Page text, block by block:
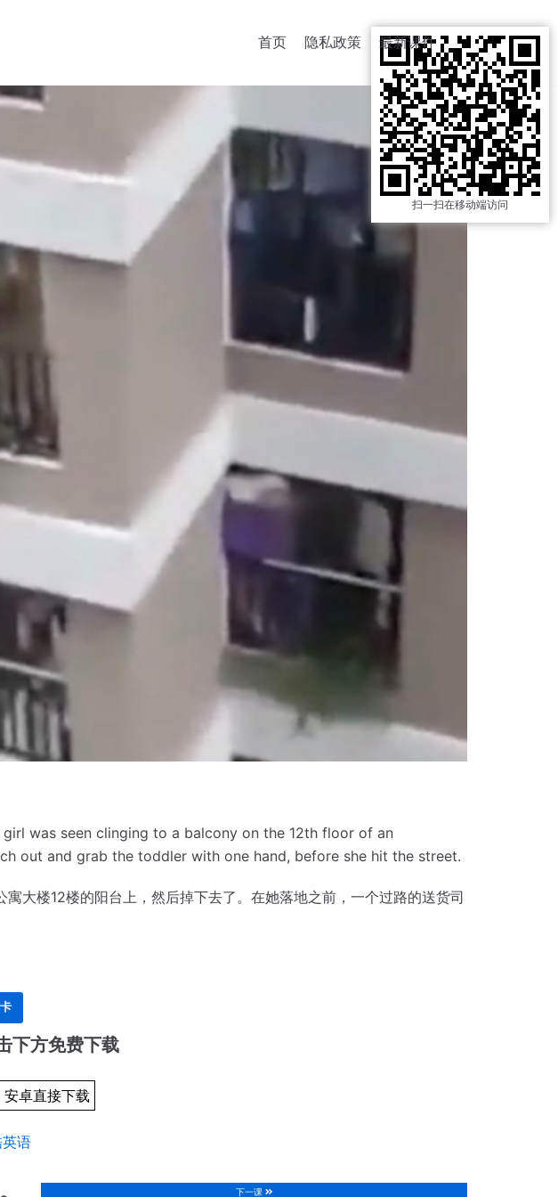
首页 隐私政策 最新课件
was seen clinging to a balcony on the 12th floor of an
out and grab the toddler with one hand, before she hit the street.
大楼12楼的阳台上，然后掉下去了。 在她落地之前，一个过路的送货司
下方免费下载
安卓直接下载
语
下一课
扫一扫在移动端访问